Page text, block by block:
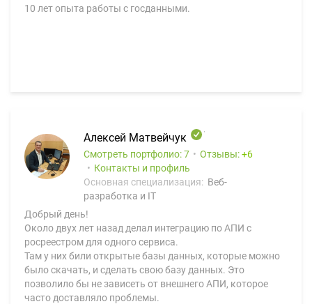
10 лет опыта работы с госданными.
Алексей Матвейчук
Смотреть портфолио: 7 Отзывы:
6
Контакты и профиль
Основная специализация: Веб-
разработка и IT
Добрый день!
Около двух лет назад делал интеграцию по АПИ с
росреестром для одного сервиса.
Там у них били открытые базы данных, которые можно
было скачать, и сделать свою базу данных. Это
позволило бы не зависеть от внешнего АПИ, которое
часто доставляло проблемы.